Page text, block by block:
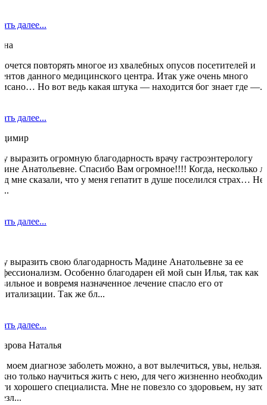
далее...
повторять многое из хвалебных опусов посетителей и
данного медицинского центра. Итак уже очень много
Но вот ведь какая штука — находится бог знает где —...
далее...
выразить огромную благодарность врачу гастроэнтерологу
Анатольевне. Спасибо Вам огромное!!!! Когда, несколько
мне сказали, что у меня гепатит в душе поселился страх… Не
далее...
выразить свою благодарность Мадине Анатольевне за ее
Особенно благодарен ей мой сын Илья, так как
и вовремя назначенное лечение спасло его от
Так же бл...
далее...
Наталья
моем диагнозе заболеть можно, а вот вылечиться, увы, нельзя.
только научиться жить с нею, для чего жизненно
хорошего специалиста. Мне не повезло со здоровьем, ну зато